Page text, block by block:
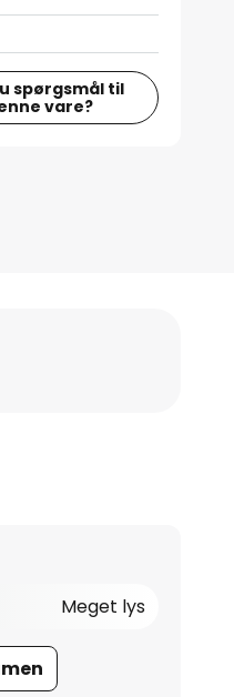
spørgsmål til
vare?
Meget lys